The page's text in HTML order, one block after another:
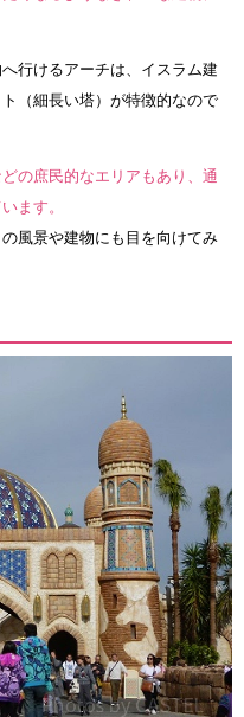
行けるアーチは、イスラム建
（細長い塔）が特徴的なので
の庶民的なエリアもあり、通
ます。
風景や建物にも目を向けてみ